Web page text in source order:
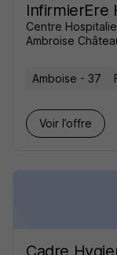
InfirmierEre
Centre
Ambroise
Amboise - 37
Voir l’offre
Cadre